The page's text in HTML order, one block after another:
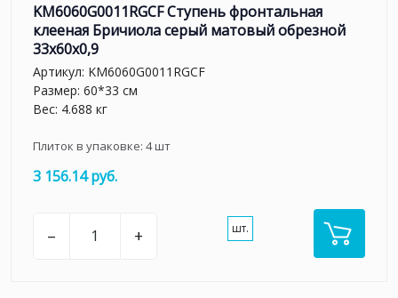
KM6060G0011RGCF Ступень фронтальная
клееная Бричиола серый матовый обрезной
33x60x0,9
Артикул: KM6060G0011RGCF
Размер: 60*33 см
Вес: 4.688 кг
Плиток в упаковке: 4шт
3 156.14 руб.
– + шт.